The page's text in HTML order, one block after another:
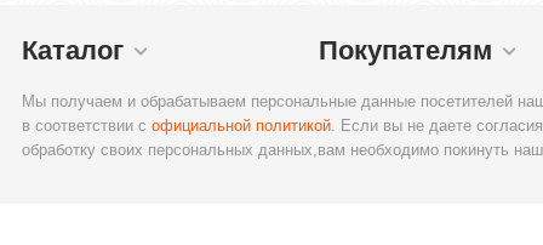
Каталог Покупателям
Мы получаем и обрабатываем персональные данные посетителей
в соответствии софициальной политикой. Если вы не даете
обработку своих персональных данных,вам необходимо покинуть